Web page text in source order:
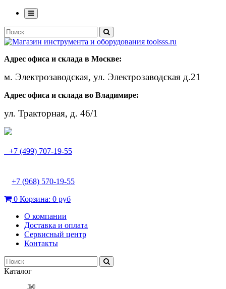
Адрес офиса и склада в Москве:
м. Электрозаводская, ул. Электрозаводская д.21
Адрес офиса и склада во Владимире:
ул. Тракторная, д. 46/1
+7 (499) 707-19-55
+7 (968) 570-19-55
0 Корзина: 0 руб
О компании
Доставка и оплата
Сервисный центр
Контакты
Каталог